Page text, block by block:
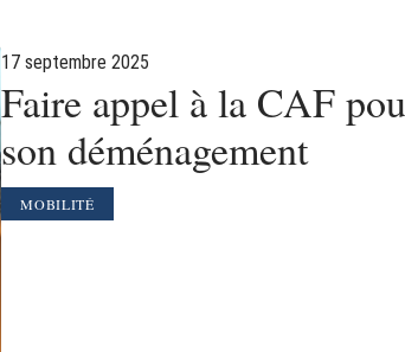
17 septembre 2025
Faire appel à la CAF
son déménagement
MOBILITÉ